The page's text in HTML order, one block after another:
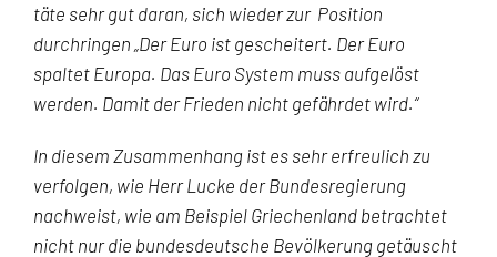
täte sehr gut daran, sich wieder zur Position
durchringen „Der Euro ist gescheitert. Der Euro
spaltet Europa. Das Euro System muss aufgelöst
werden. Damit der Frieden nicht gefährdet wird.“
In diesem Zusammenhang ist es sehr erfreulich zu
verfolgen, wie Herr Lucke der Bundesregierung
nachweist, wie am Beispiel Griechenland betrachtet
nicht nur die bundesdeutsche Bevölkerung getäuscht